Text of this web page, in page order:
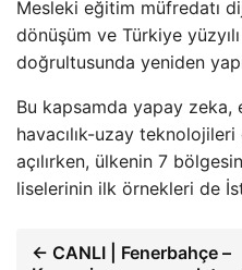
Mesleki eğitim müfredatı
dönüşüm ve Türkiye
doğrultusunda yeniden
Bu kapsamda yapay
havacılık-uzay
açılırken, ülkenin 7
liselerinin ilk örnekleri de
← CANLI | Fenerbahçe –